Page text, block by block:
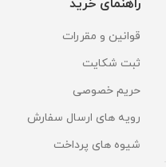
راهنمای خرید
قوانین و مقررات
ثبت شکایت
حریم خصوصی
رویه های ارسال سفارش
شیوه های پرداخت